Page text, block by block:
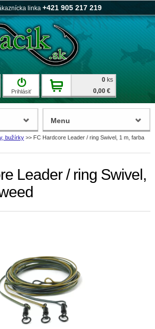
linka +421 905 217 219
Prihlásiť
0 ks
0,00 €
bužírky >> FC Hardcore Leader / ring Swivel, 1 m, farba
Leader / ring Swivel,
Menu